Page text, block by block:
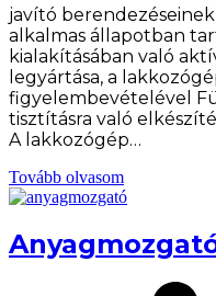
javító
alkalmas állapotban
kialakításában való
legyártása, a
figyelembevételével
tisztításra való
A lakkozógép…
Tovább olvasom